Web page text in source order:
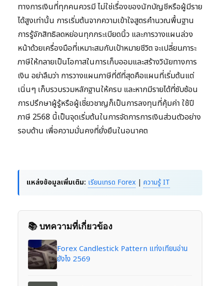
ทางการเงินที่ทุกคนควรมี ไม่ใช่เรื่องของนักบัญชีหรือผู้มีราย
ได้สูงเท่านั้น การเริ่มต้นจากความเข้าใจสูตรคำนวณพื้นฐาน
การรู้จักสิทธิลดหย่อนทุกกระเบียดนิ้ว และการวางแผนล่วง
หน้าด้วยเครื่องมือที่เหมาะสมกับเป้าหมายชีวิต จะเปลี่ยนภาระ
ภาษีให้กลายเป็นโอกาสในการเก็บออมและสร้างวินัยทางการ
เงิน อย่าลืมว่า การวางแผนภาษีที่ดีที่สุดคือแผนที่เริ่มต้นแต่
เนิ่นๆ เก็บรวบรวมหลักฐานให้ครบ และหากมีรายได้ที่ซับซ้อน
การปรึกษาผู้รู้หรือผู้เชี่ยวชาญก็เป็นการลงทุนที่คุ้มค่า ใช้ปี
ภาษี 2568 นี้เป็นจุดเริ่มต้นในการจัดการการเงินส่วนตัวอย่าง
รอบด้าน เพื่อความมั่นคงที่ยั่งยืนในอนาคต
แหล่งข้อมูลเพิ่มเติม: เรียนเทรด Forex | ความรู้ IT
📚 บทความที่เกี่ยวข้อง
Forex Candlestick Pattern แท่งเทียนอ่าน
ยังไง 2569